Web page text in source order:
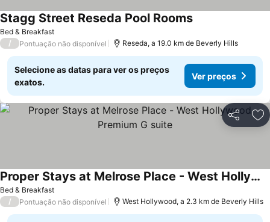
Bed & Breakfast
Stagg Street Reseda Pool Rooms
/ Pontuação não disponível Reseda, a 19.0 km de Beverly Hills
Selecione as datas para ver os preços
exatos.
Ver preços
Partilhar
Bed & Breakfast
Proper Stays at Melrose Place - West Hollywood Premium G suite
/ Pontuação não disponível West Hollywood, a 2.3 km de Beverly Hills